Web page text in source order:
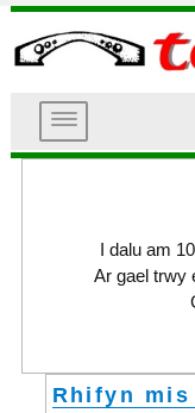
Tafod Elái
DEWISLEN
I dalu am
Ar gael trwy
Rhifyn